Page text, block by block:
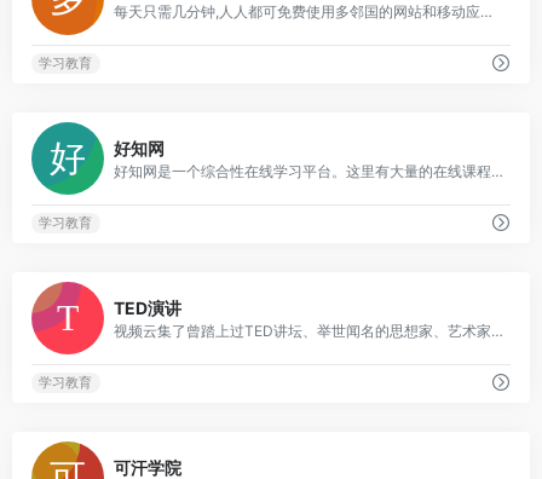
每天只需几分钟,人人都可免费使用多邻国的网站和移动应用学习超过 30 种的外语。小口小口啃外语,科学又有趣
学习教育
好知网
好知网是一个综合性在线学习平台。这里有大量的在线课程,课程涵盖计算机知识,企业管理,摄影,photoshop,职业技能,运动、外语、美食,时尚,手工艺,公开课,职业资格考试...
学习教育
TED演讲
视频云集了曾踏上过TED讲坛、举世闻名的思想家、艺术家和科技专家。能够免费地与世界分享这些讲演，是我们的荣幸。而且你可以免费下载这些视频。视频包含可以互动的英文讲稿同多达80多个语种的字幕
学习教育
可汗学院